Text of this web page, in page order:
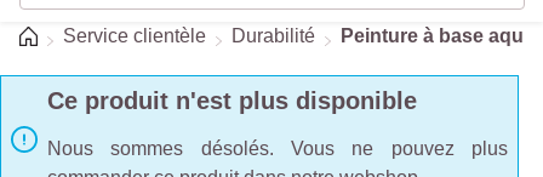
Accueil
Service clientèle Durabilité Peinture à base
Ce produit n'est plus disponible
Nous sommes désolés. Vous ne pouvez plus